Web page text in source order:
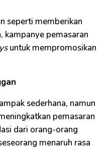
seperti memberikan
kampanye pemasaran
untuk mempromosikan
sederhana, namun
pemasaran
dari orang-orang
menaruh rasa